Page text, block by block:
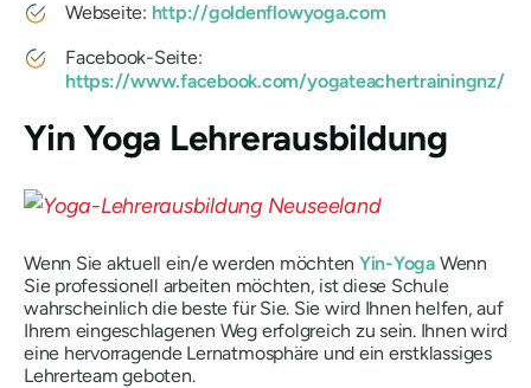
Webseite: http://goldenflowyoga.com
Facebook-Seite:
https://www.facebook.com/yogateachertrainingnz/
Yin Yoga Lehrerausbildung
Wenn Sie aktuell ein/e werden möchten Yin-YogaWenn
Sie professionell arbeiten möchten, ist diese Schule
wahrscheinlich die beste für Sie. Sie wird Ihnen helfen, auf
Ihrem eingeschlagenen Weg erfolgreich zu sein. Ihnen wird
eine hervorragende Lernatmosphäre und ein erstklassiges
Lehrerteam geboten.